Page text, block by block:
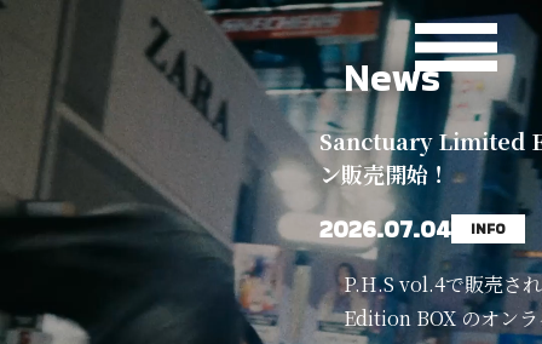
News
Sanctuary Limited
ン販売開始！
2026.07.04 INFO
P.H.S vol.4で販売さ
Edition BOX のオン